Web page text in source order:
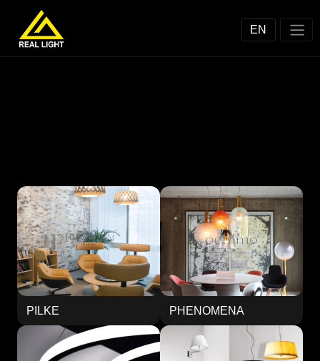
EN
PILKE PHENOMENA